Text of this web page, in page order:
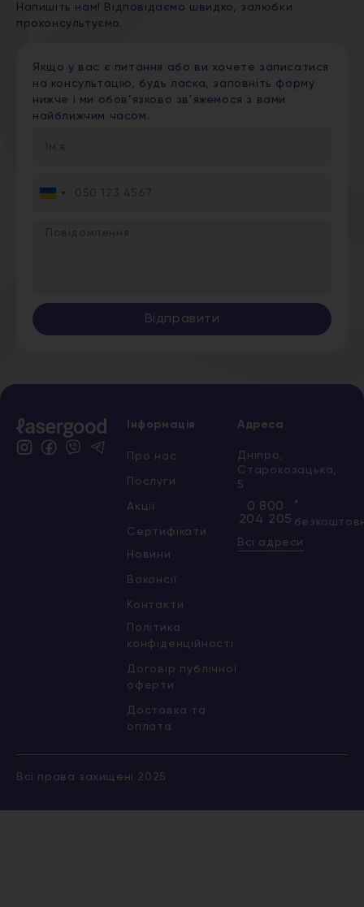
Напишіть нам! Відповідаємо швидко, залюбки
проконсультуємо.
Якщо у вас є питання або ви хочете записатися
на консультацію, будь ласка, заповніть форму
нижче і ми обов’язково зв’яжемося з вами
найближчим часом.
Ukraine
Відправити
Інформація
Про нас
Послуги
Акції
Сертифікати
Новини
Вакансії
Контакти
Політика
конфіденційності
Договір публічної
оферти
Доставка та
оплата
Адреса
Дніпро,
Старокозацька,
5
0 800
204 205
*
Всі адреси
Всі права захищені 2025